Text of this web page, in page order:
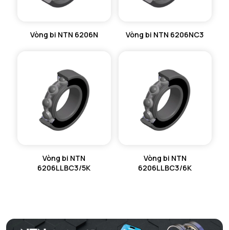
Vòng bi NTN 6206N Vòng bi NTN 6206NC3
Vòng bi NTN
6206LLBC3/5K
Vòng bi NTN
6206LLBC3/6K